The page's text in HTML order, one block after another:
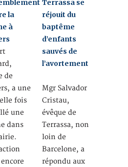
la
à
de
a une
fois
une
dans
Terrassa se
réjouit du
baptême
d’enfants
sauvés de
l’avortement
Mgr Salvador
Cristau,
évêque de
Terrassa, non
loin de
Barcelone, a
répondu aux